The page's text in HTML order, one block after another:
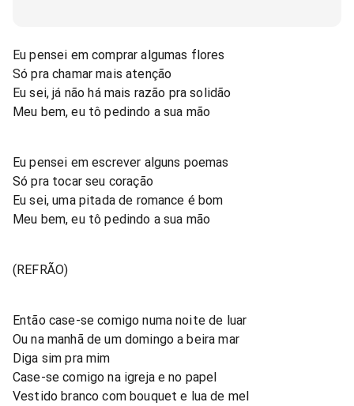
Eu pensei em comprar algumas flores
Só pra chamar mais atenção
Eu sei, já não há mais razão pra solidão
Meu bem, eu tô pedindo a sua mão
Eu pensei em escrever alguns poemas
Só pra tocar seu coração
Eu sei, uma pitada de romance é bom
Meu bem, eu tô pedindo a sua mão
(REFRÃO)
Então case-se comigo numa noite de luar
Ou na manhã de um domingo a beira mar
Diga sim pra mim
Case-se comigo na igreja e no papel
Vestido branco com bouquet e lua de mel